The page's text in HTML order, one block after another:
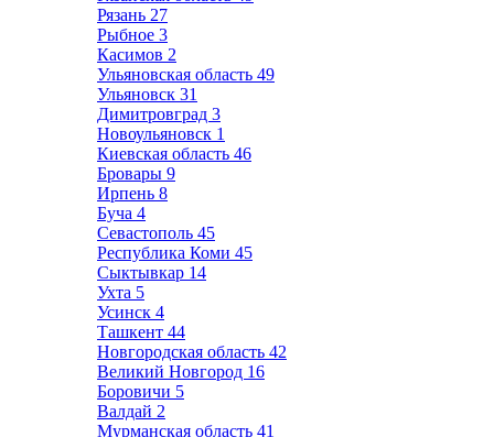
Рязань 27
Рыбное 3
Касимов 2
Ульяновская область 49
Ульяновск 31
Димитровград 3
Новоульяновск 1
Киевская область 46
Бровары 9
Ирпень 8
Буча 4
Севастополь 45
Республика Коми 45
Сыктывкар 14
Ухта 5
Усинск 4
Ташкент 44
Новгородская область 42
Великий Новгород 16
Боровичи 5
Валдай 2
Мурманская область 41